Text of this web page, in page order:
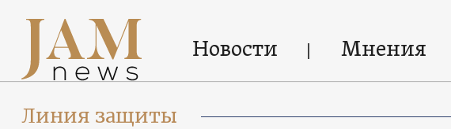
Новости Мнения
Линия защиты